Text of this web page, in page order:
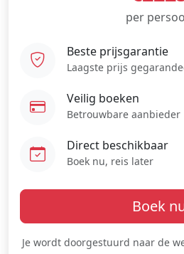
per
Beste prijsgarantie
Laagste prijs
Veilig boeken
Betrouwbare aanbieder
Direct beschikbaar
Boek nu, reis later
Boek
Je wordt doorgestuurd naar de